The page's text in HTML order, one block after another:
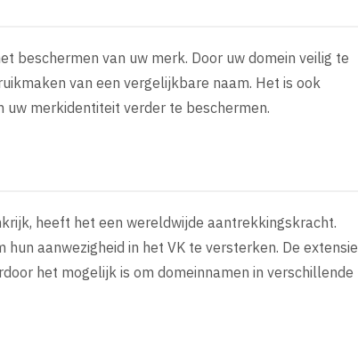
beschermen van uw merk. Door uw domein veilig te
van een vergelijkbare naam. Het is ook
uw merkidentiteit verder te beschermen.
heeft het een wereldwijde aantrekkingskracht.
aanwezigheid in het VK te versterken. De extensie
het mogelijk is om domeinnamen in verschillende